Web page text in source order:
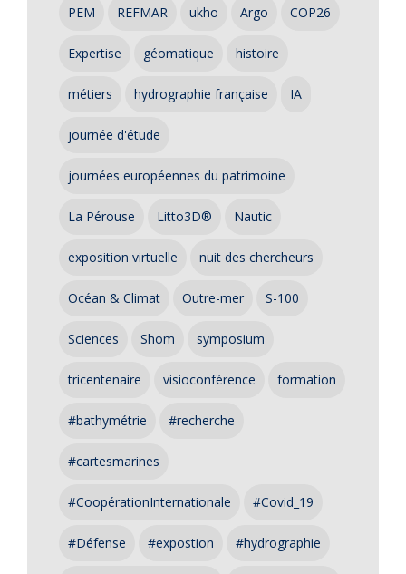
PEM REFMAR ukho Argo COP26
Expertise géomatique histoire
métiers hydrographie française IA
journée d'étude
journées européennes du patrimoine
La Pérouse Litto3D® Nautic
exposition virtuelle nuit des chercheurs
Océan & Climat Outre-mer S-100
Sciences Shom symposium
tricentenaire visioconférence formation
#bathymétrie #recherche
#cartesmarines
#CoopérationInternationale #Covid_19
#Défense #expostion #hydrographie